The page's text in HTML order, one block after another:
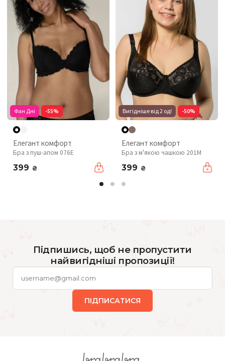
Фан Дні -55%
Елегант комфорт
Бра з пуш-апом 076Е
399 ₴
Вигідніше від 2 од! -50%
Елегант комфорт
Бра з м'якою чашкою 201М
399 ₴
Підпишись, щоб не пропустити
найвигідніші пропозиції!
ПІДПИСАТИСЯ